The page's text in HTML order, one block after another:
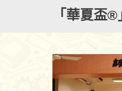
「華夏盃